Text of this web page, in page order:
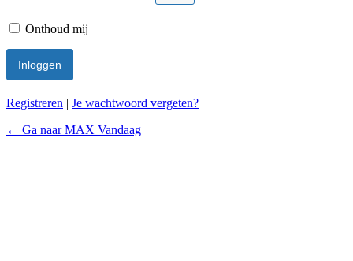
Onthoud mij
Registreren | Je wachtwoord vergeten?
← Ga naar MAX Vandaag